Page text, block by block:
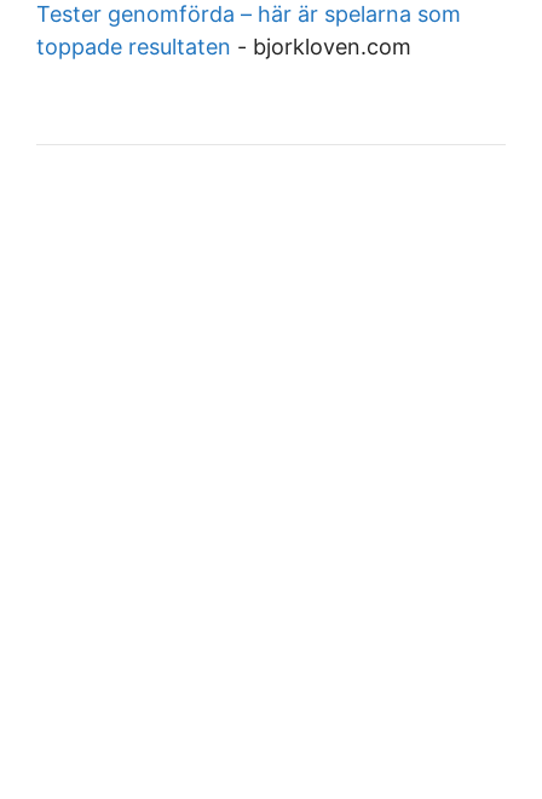
Tester genomförda – här är spelarna som
toppade resultaten - bjorkloven.com